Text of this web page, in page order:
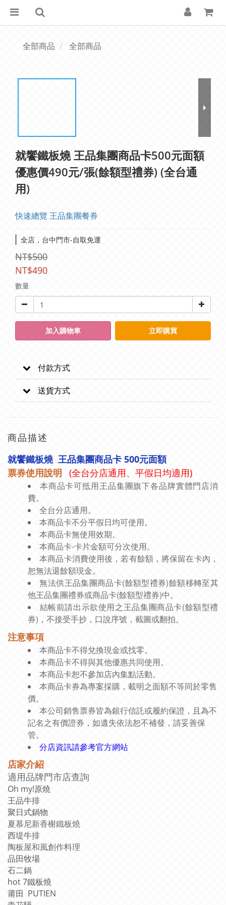
全部商品 全部商品
就饗鐵板燒 王品集團商品卡500元面額
優惠價490元/張(餘額型禮券) (全台通
用)
快速總覽 王品集團餐券
全店，台中門市-自取免運
NT$500
NT$490
數量
加入購物車 立即購買
付款方式
送貨方式
商品描述
就饗鐵板燒 王品集團商品卡 500元面額
票券使用說明
(全台分店通用、平假日均適用)
本商品卡可抵用王品集團旗下各品牌實體門店消
費。
全台分店通用。
本商品卡不分平假日均可使用。
本商品卡無使用效期。
本商品卡-卡片金額可分次使用。
本商品卡消費使用後，若有餘額，將保留在卡內，
恕無法退餘額現金。
無法供王品集團商品卡(餘額型禮券)餘額移轉至其
他王品集團禮券或商品卡(餘額型禮券)中。
結帳前請出示欲使用之王品集團商品卡(餘額型禮
券)，不接受手抄，口說序號，截圖或翻拍。
注意事項
本商品卡不得兌換現金或找零。
本商品卡不得與其他優惠共同使用。
本商品卡恕不參加店內集點活動。
本商品卡券為專案採購，載明之面額不等同於零售
價。
本公司銷售票券皆為銀行信託或履約保證，且為不
記名之有價證券，如遺失依法恕不補發，請妥善保
管。
分店資訊請參考官方網站
店家介紹
適用品牌門市店查詢
Oh my!原燒
王品牛排
聚日式鍋物
夏慕尼新香榭鐵板燒
西堤牛排
陶板屋和風創作料理
品田牧場
石二鍋
hot 7鐵板燒
莆田 PUTIEN